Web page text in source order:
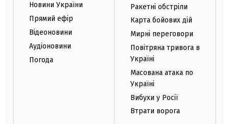
Новини України
Прямий ефір
Відеоновини
Аудіоновини
Погода
Ракетні обстріли
Карта бойових дій
Мирні переговори
Повітряна тривога в
Україні
Масована атака по
Україні
Вибухи у Росії
Втрати ворога